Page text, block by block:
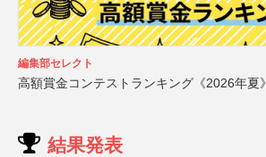
編集部セレクト
高額賞金コンテストランキング《2026年夏》
結果発表